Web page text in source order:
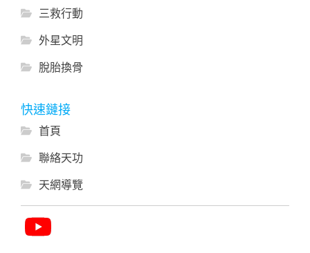
三救行動
外星文明
脫胎換骨
快速鏈接
首頁
聯絡天功
天網導覽